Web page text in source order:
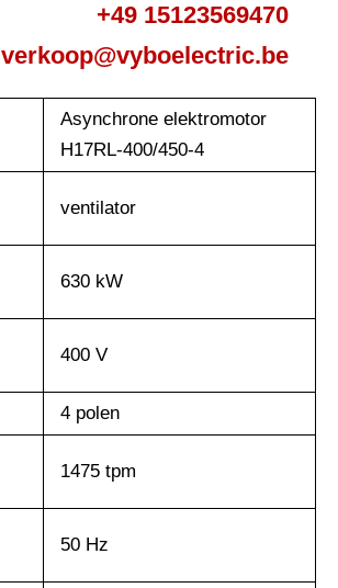
+49 15123569470
verkoop@vyboelectric.be
Asynchrone elektromotor
H17RL-400/450-4
ventilator
630 kW
400 V
4 polen
1475 tpm
50 Hz